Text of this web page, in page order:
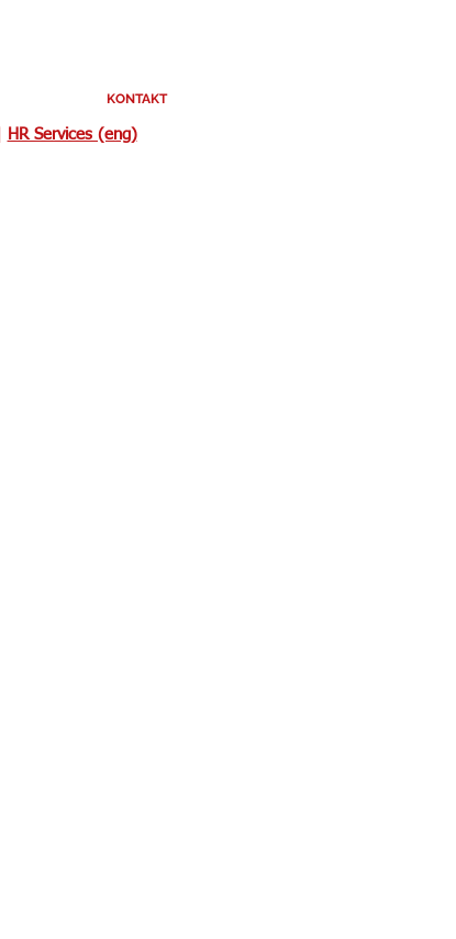
KONTAKT
HR Services (eng)